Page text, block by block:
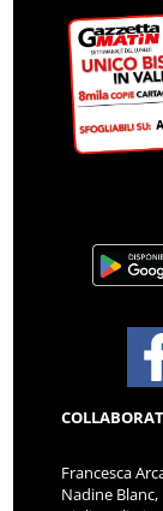
Francesca
Nadine